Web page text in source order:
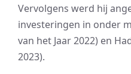
Vervolgens werd hij
investeringen in onder
van het Jaar 2022) en
2023).